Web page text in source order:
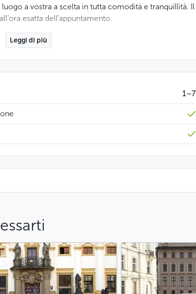
a vostra a scelta in tutta comodità e tranquillità. Il
esatta dell’appuntamento.
Leggi di più
1–7